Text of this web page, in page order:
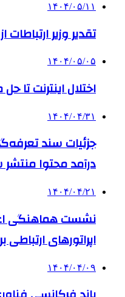
۱۴۰۴/۰۵/۱۱
تقدیر وزیر ارتباطات از
۱۴۰۴/۰۵/۰۵
اختلال اینترنت تا
۱۴۰۴/۰۴/۳۱
جزئیات سند
درآمد محتوا
۱۴۰۴/۰۴/۲۱
نشست هماهنگی
اپراتورهای ارتباطی
۱۴۰۴/۰۴/۰۹